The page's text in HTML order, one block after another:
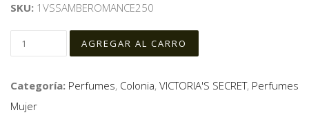
SKU: 1VSSAMBEROMANCE250
Categoría: Perfumes, Colonia, VICTORIA'S SECRET, Perfumes
Mujer